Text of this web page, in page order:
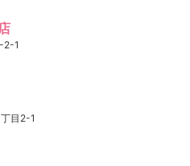
2-1
目2-1